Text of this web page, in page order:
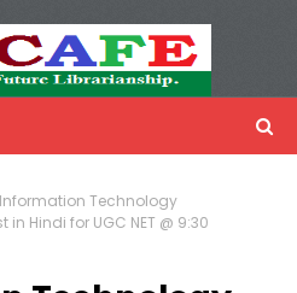
Information Technology
in Hindi for UGC NET @ 9:30